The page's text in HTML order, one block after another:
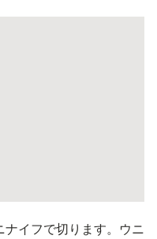
イフで切ります。ウニ